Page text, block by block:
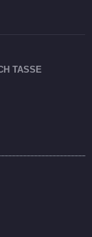
TASSE